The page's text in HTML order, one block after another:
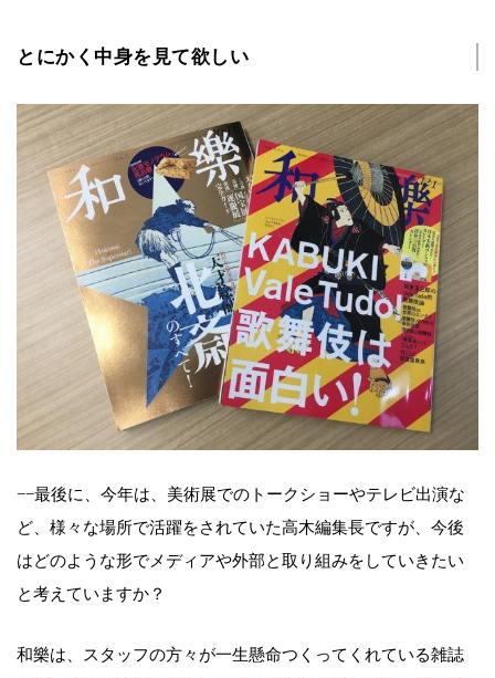
とにかく中身を見て欲しい
−−最後に、今年は、美術展でのトークショーやテレビ出演な
ど、様々な場所で活躍をされていた高木編集長ですが、今後
はどのような形でメディアや外部と取り組みをしていきたい
と考えていますか？
和樂は、スタッフの方々が一生懸命つくってくれている雑誌